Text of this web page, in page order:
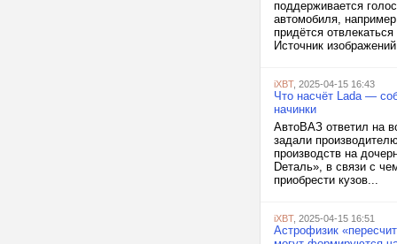
поддерживается
автомобиля,
придётся
Источник
iXBT, 2025-04-15 16:43
Что насчёт Lada —
начинки
АвтоВАЗ ответил на
задали
производств на
Dеталь», в связи с
приобрести кузов...
iXBT, 2025-04-15 16:51
Астрофизик